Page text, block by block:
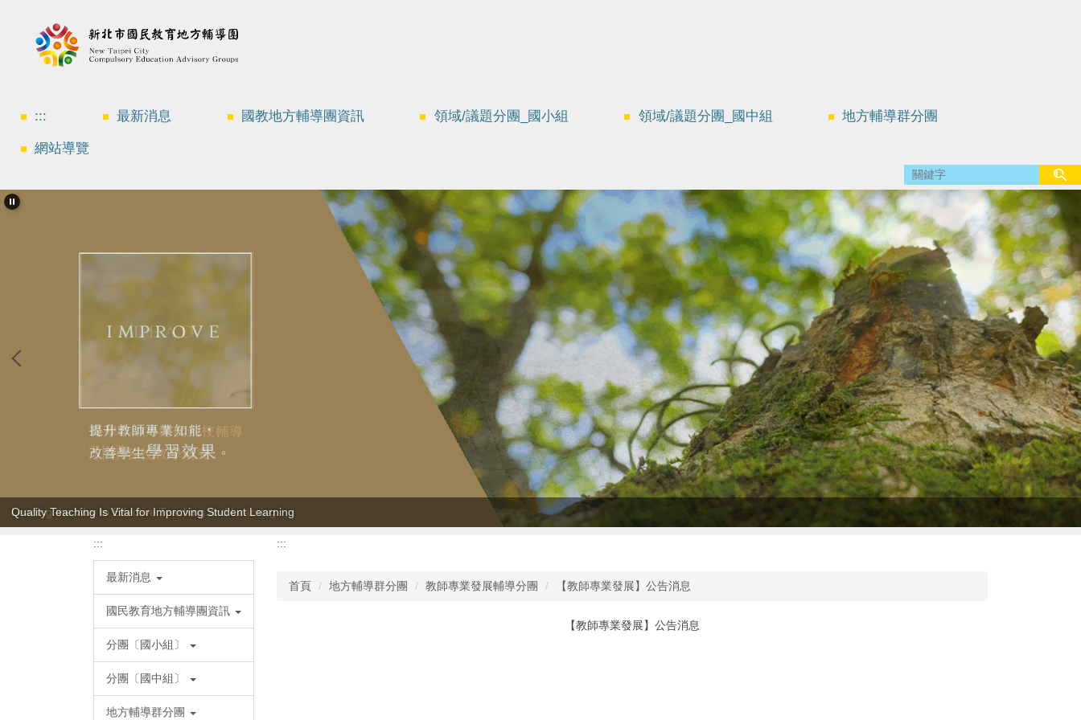
::: 最新消息 國教地方輔導團資訊 領域/議題分團_國小組 領域/議題分團_國中組 地方輔導群分團
網站導覽
Quality Teaching Is Vital for Improving Student Learning
:::
最新消息
國民教育地方輔導團資訊
分團〔國小組〕
分團〔國中組〕
地方輔導群分團
:::
首頁 地方輔導群分團 教師專業發展輔導分團 【教師專業發展】公告消息
【教師專業發展】公告消息